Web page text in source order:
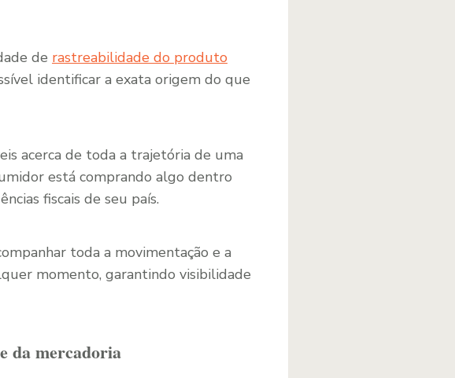
de rastreabilidade do produto
identificar a exata origem do que
acerca de toda a trajetória de uma
está comprando algo dentro
fiscais de seu país.
toda a movimentação e a
momento, garantindo visibilidade
da mercadoria